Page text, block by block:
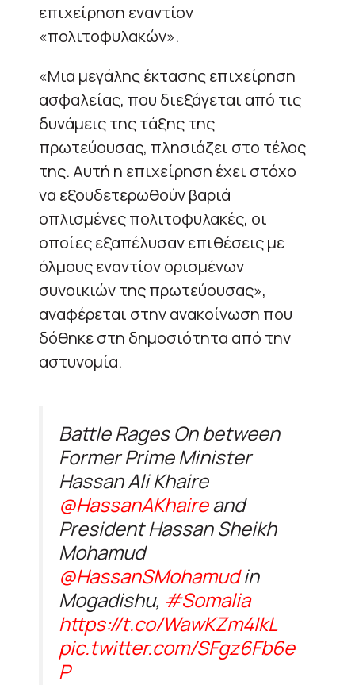
επιχείρηση εναντίον
«πολιτοφυλακών».
«Μια μεγάλης έκτασης επιχείρηση
ασφαλείας, που διεξάγεται από τις
δυνάμεις της τάξης της
πρωτεύουσας, πλησιάζει στο τέλος
της. Αυτή η επιχείρηση έχει στόχο
να εξουδετερωθούν βαριά
οπλισμένες πολιτοφυλακές, οι
οποίες εξαπέλυσαν επιθέσεις με
όλμους εναντίον ορισμένων
συνοικιών της πρωτεύουσας»,
αναφέρεται στην ανακοίνωση που
δόθηκε στη δημοσιότητα από την
αστυνομία.
Battle Rages On between
Former Prime Minister
Hassan Ali Khaire
@HassanAKhaireand
President Hassan Sheikh
Mohamud
@HassanSMohamudin
Mogadishu, #Somalia
https://t.co/WawKZm4IkL
pic.twitter.com/SFgz6Fb6e
P